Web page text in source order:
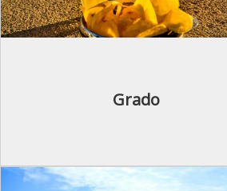
Grado